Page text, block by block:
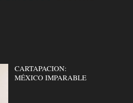
CARTAPACION:
MÉXICO IMPARABLE